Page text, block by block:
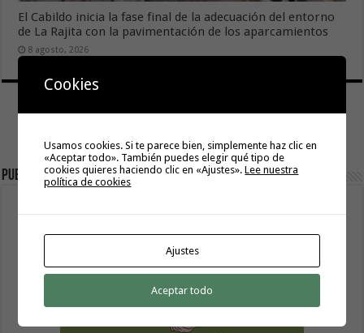
El Cabildo inicia la fase final de la adecuación del entorno
de La Rajita con la pavimentación de los aparcamientos
8 agosto, 2026
Publicidad
Cookies
Usamos cookies. Si te parece bien, simplemente haz clic en
«Aceptar todo». También puedes elegir qué tipo de
cookies quieres haciendo clic en «Ajustes».Lee nuestra
política de cookies
Ajustes
Aceptar todo